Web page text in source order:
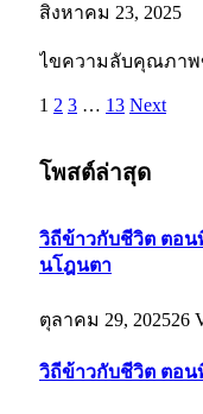
สิงหาคม 23, 2025
ไขความลับคุณภา
1 2 3 … 13 Next
โพสต์ล่าสุด
วิถีข้าวกับชีวิต ตอน
นโฎนตา
ตุลาคม 29, 202526
วิถีข้าวกับชีวิต ตอ